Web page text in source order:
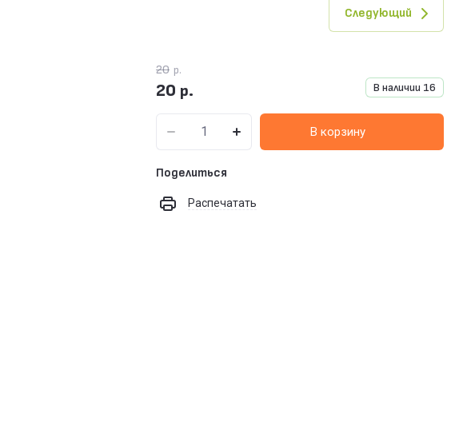
Следующий
В наличии 16
20 р.
20 р.
В корзину
Поделиться
Распечатать